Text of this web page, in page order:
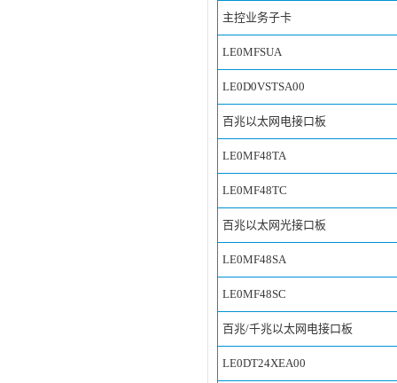
主控业务子卡
LE0MFSUA
LE0D0VSTSA00
百兆以太网电接口板
LE0MF48TA
LE0MF48TC
百兆以太网光接口板
LE0MF48SA
LE0MF48SC
百兆/千兆以太网电接口板
LE0DT24XEA00